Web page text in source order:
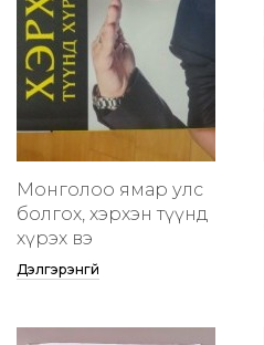
Монголоо ямар улс
болгох, хэрхэн түүнд
хүрэх вэ
Дэлгэрэнгүй